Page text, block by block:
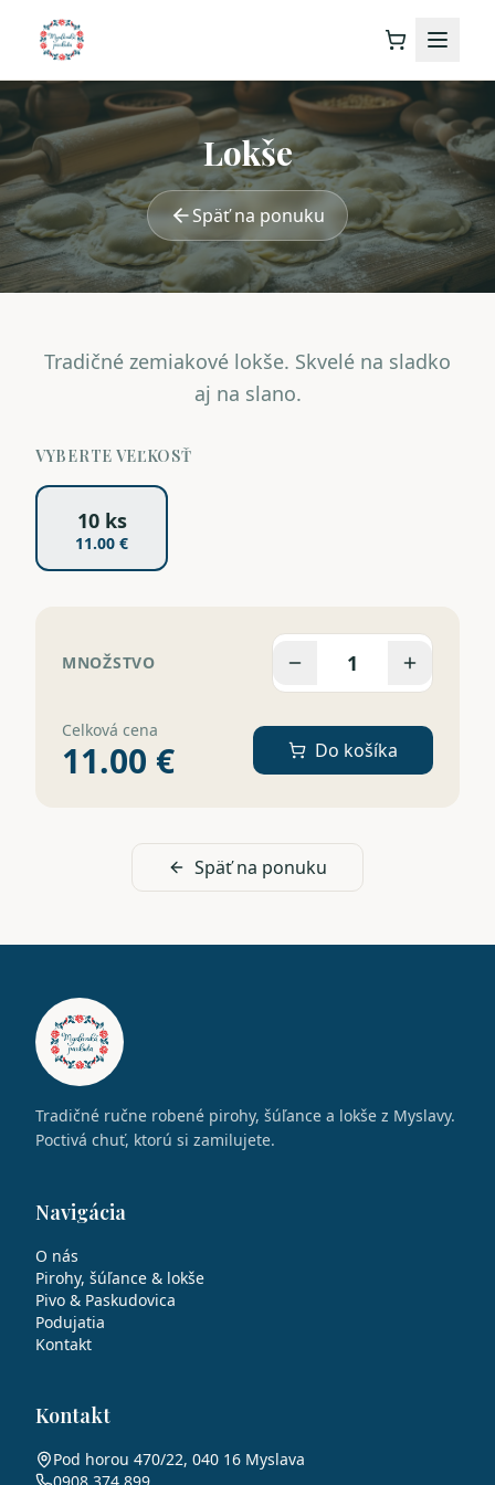
Lokše
Späť na ponuku
Tradičné zemiakové lokše. Skvelé na sladko
aj na slano.
VYBERTE VEĽKOSŤ
10 ks
11.00 €
MNOŽSTVO 1
Celková cena
11.00 € Do košíka
Späť na ponuku
Tradičné ručne robené pirohy, šúľance a lokše z Myslavy.
Poctivá chuť, ktorú si zamilujete.
Navigácia
O nás
Pirohy, šúľance & lokše
Pivo & Paskudovica
Podujatia
Kontakt
Kontakt
Pod horou 470/22, 040 16 Myslava